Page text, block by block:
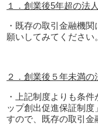
１．創業後5年超の法
・既存の取引金融機
願いしてみてください。
２．創業後５年未満の
・上記制度よりも条
ップ創出促進保証制
すので、既存の取引金